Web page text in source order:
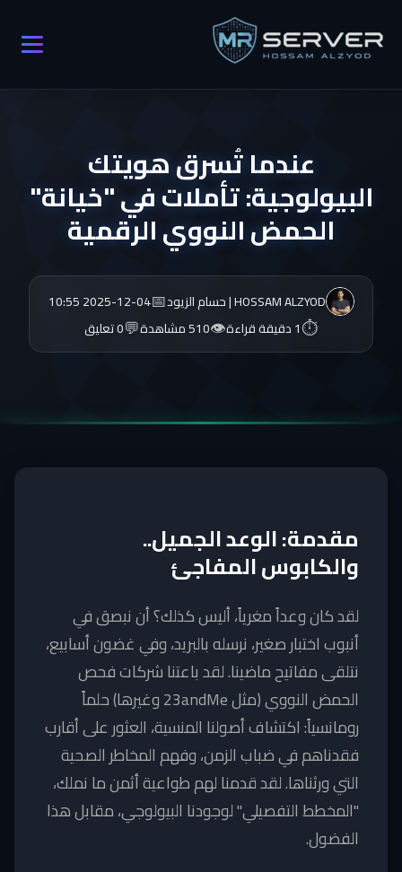
عندما تُسرق هويتك
البيولوجية: تأملات في "خيانة"
الحمض النووي الرقمية
HOSSAM ALZYOD | حسام الزيود 📅
2025-12-04 10:55
⏱️1 دقيقة قراءة 👁️510 مشاهدة 💬0 تعليق
مقدمة: الوعد الجميل..
والكابوس المفاجئ
لقد كان وعداً مغرياً، أليس كذلك؟ أن نبصق في
أنبوب اختبار صغير، نرسله بالبريد، وفي غضون أسابيع،
نتلقى مفاتيح ماضينا. لقد باعتنا شركات فحص
الحمض النووي (مثل 23andMe وغيرها) حلماً
رومانسياً: اكتشاف أصولنا المنسية، العثور على أقارب
فقدناهم في ضباب الزمن، وفهم المخاطر الصحية
التي ورثناها. لقد قدمنا لهم طواعية أثمن ما نملك،
"المخطط التفصيلي" لوجودنا البيولوجي، مقابل هذا
الفضول.